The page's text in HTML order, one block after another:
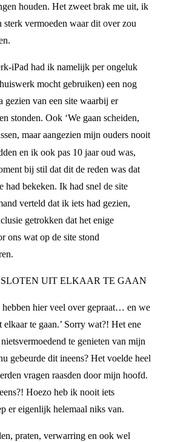
houden. Het zweet brak me uit, ik
sterk vermoeden waar dit over zou
iPad had ik namelijk per ongeluk
mocht gebruiken) een nog
gezien van een site waarbij er
stonden. Ook ‘We gaan scheiden,
maar aangezien mijn ouders nooit
en ik ook pas 10 jaar oud was,
bij stil dat dit de reden was dat
had bekeken. Ik had snel de site
verteld dat ik iets had gezien,
getrokken dat het enige
ons wat op de site stond
UIT ELKAAR TE GAAN
hier veel over gepraat… en we
elkaar te gaan.’ Sorry wat?! Het ene
te genieten van mijn
gebeurde dit ineens? Het voelde heel
vragen raasden door mijn hoofd.
Hoezo heb ik nooit iets
er eigenlijk helemaal niks van.
praten, verwarring en ook wel